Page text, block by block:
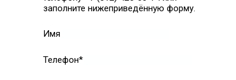
заполните нижеприведённую форму.
Имя
Телефон*